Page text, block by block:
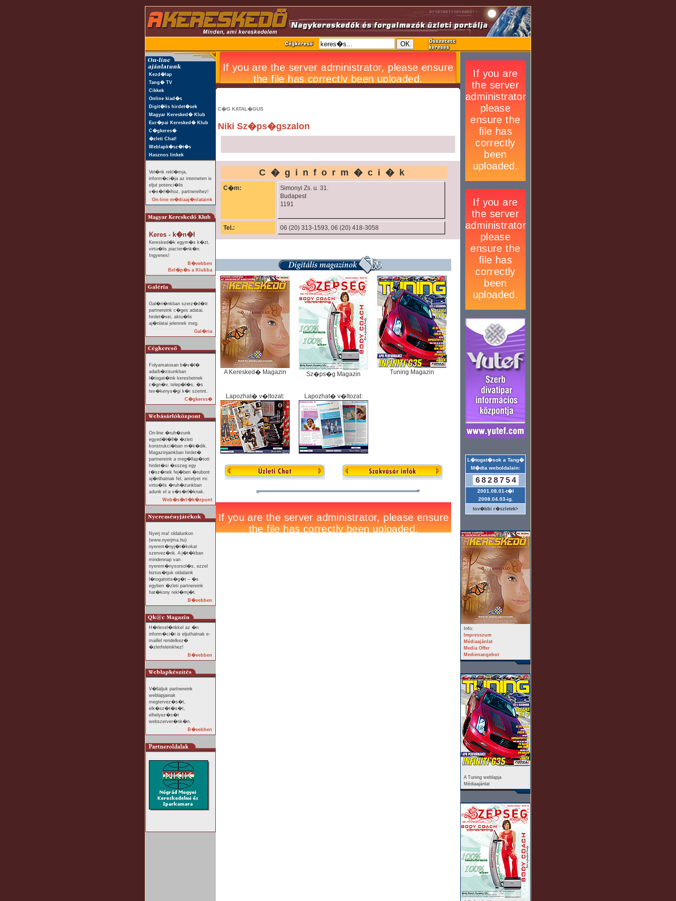
Kezd�lap
Tang� TV
Cikkek
Online kiad�s
Digit�lis hirdet�sek
Magyar Keresked� Klub
Eur�pai Keresked� Klub
C�gkeres�
�zleti Chat!
Weblapk�sz�t�s
Hasznos linkek
Vel�nk rekl�mja,
inform�ci�ja az interneten is
eljut potenci�lis
v�s�rl�ihoz, partnereihez!
On-line m�diaaj�nlataink
Keres - k�n�l
Keresked�k egym�s k�zt,
virtu�lis piacter�nk�n.
Ingyenes!
B�vebben
Bel�p�s a Klubba
Gal�ri�nkban szerz�d�tt
partnereink c�ges adatai,
hirdet�sei, aktu�lis
aj�nlatai jelennek meg.
Gal�ria
Folyamatosan b�v�l�
adatb�zisunkban
l�togat�ink kereshetnek
c�gn�v, telep�l�s, �s
tev�kenys�gi k�r szerint.
C�gkeres�
On-line �ruh�zunk
egyed�l�ll� �zleti
konstrukci�ban m�k�dik.
Magazinjainkban hirdet�
partnereink a meg�llap�tott
hirdet�si �sszeg egy
r�sz�nek fej�ben �rubont
aj�nlhatnak fel, amelyet mi
virtu�lis �ruh�zunkban
adunk el a v�s�rl�knak.
Web�s�rl�k�zpont
Nyerj ma! oldalunkon
(www.nyerjma.hu)
nyerem�nyj�t�kokat
szervez�nk. A j�t�kban
mindennap van
nyerem�nysorsol�s, ezzel
biztos�tjuk oldalaink
l�togatotts�g�t – �s
egyben �zleti partnereink
hat�kony rekl�mj�t.
B�vebben
H�rlevel�nkkel az �n
inform�ci�i is eljuthatnak e-
maillel rendelkez�
�zletfeleinkhez!
B�vebben
V�llaljuk partnereink
weblapjainak
megtervez�s�t,
elk�sz�t�s�t,
elhelyez�s�t
webszerver�nk�n.
B�vebben
C�G KATAL�GUS
Niki Sz�ps�gszalon
C�ginform�ci�k
C�m:
Simonyi Zs. u. 31.
Budapest
1191
Tel.: 06 (20) 313-1593, 06 (20) 418-3058
A Keresked� Magazin Sz�ps�g Magazin Tuning Magazin
Lapozhat� v�ltozat: Lapozhat� v�ltozat:
L�togat�sok a Tang�
M�dia weboldalain:
6828754
2001.08.01-t�l
2008.04.03-ig.
tov�bbi r�szletek>
Info:
Impresszum
Médiaajánlat
Media Offer
Medienangebot
A Tuning weblapja
Médiaajánlat